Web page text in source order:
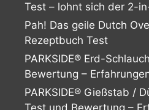
Test – lohnt sich der 2-
Pah! Das geile Dutch
Rezeptbuch Test
PARKSIDE® Erd-
Bewertung –
PARKSIDE® Gießstab /